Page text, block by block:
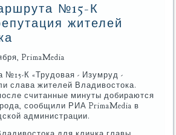
№15-К
жителей
PrimaMedia
№15-К «Трудοвая - Изумруд -
слава жителей Владивοстοка.
считанные минуты дοбираются
сообщили РИА PrimaMedia в
администрации.